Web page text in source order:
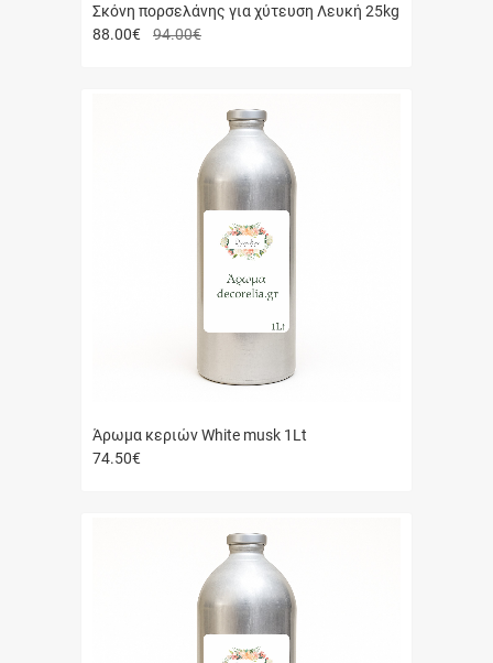
Σκόνη πορσελάνης για χύτευση Λευκή 25kg
88.00€ 94.00€
Άρωμα κεριών White musk 1Lt
74.50€